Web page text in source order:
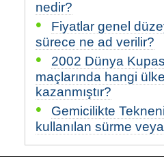
nedir?
•
Fiyatlar genel
sürece ne ad verilir?
•
2002 Dünya
maçlarında hangi
kazanmıştır?
•
Gemicilikte
kullanılan sürme